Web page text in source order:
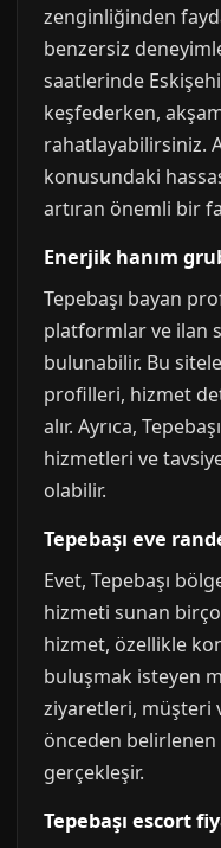
zenginliğinden
benzersiz
saatlerinde
keşfederken,
rahatlayabilirsiniz.
konusundaki
artıran önemli bir
Enerjik hanım
Tepebaşı bayan
platformlar ve ilan
bulunabilir. Bu
profilleri, hizmet
alır. Ayrıca,
hizmetleri ve
olabilir.
Tepebaşı eve
Evet, Tepebaşı
hizmeti sunan
hizmet, özellikle
buluşmak isteyen
ziyaretleri, müşteri
önceden
gerçekleşir.
Tepebaşı escort